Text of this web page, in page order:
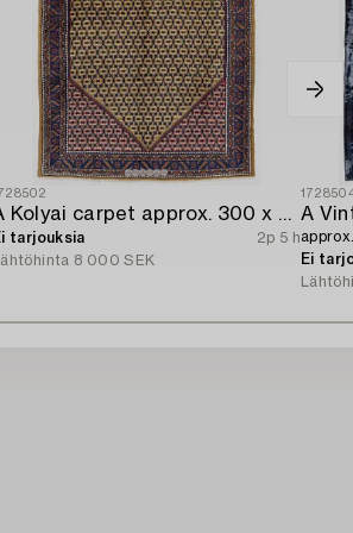
A Kolyai carpet approx. 300 x 215 cm.
tarjouksia
2p 5 h
Lähtöhinta 8 000 SEK
A
Ei